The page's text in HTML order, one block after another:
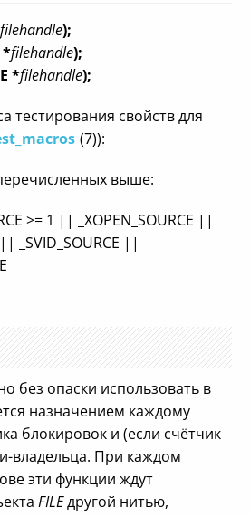
filehandle);
*filehandle);
*filehandle);
тестирования свойств для
(7)):
выше:
>= 1 || _XOPEN_SOURCE ||
|| _SVID_SOURCE ||
без опаски использовать в
назначением каждому
блокировок и (если счётчик
владельца. При каждом
эти функции ждут
FILEдругой нитью,